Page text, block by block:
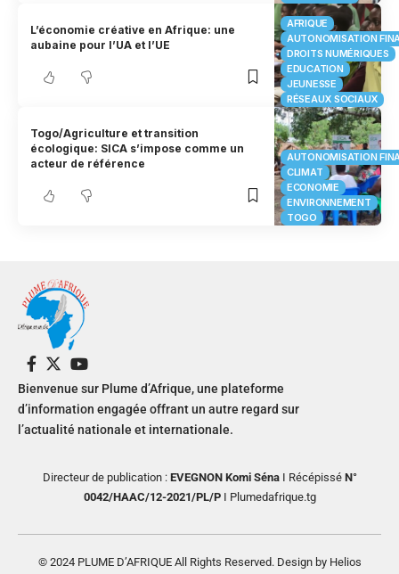
AFRIQUE
AUTONOMISATION
DROITS NUMÉRIQUES
EDUCATION
JEUNESSE
RÉSEAUX SOCIAUX
L’économie créative en Afrique: une
aubaine pour l’UA et l’UE
AUTONOMISATION
CLIMAT
ECONOMIE
ENVIRONNEMENT
TOGO
Togo/Agriculture et transition
écologique: SICA s’impose comme un
acteur de référence
Bienvenue sur Plume d’Afrique, une plateforme
d’information engagée offrant un autre regard sur
l’actualité nationale et internationale.
Directeur de publication : EVEGNON Komi SénaI RécépisséN°
0042/HAAC/12-2021/PL/PI Plumedafrique.tg
© 2024 PLUME D’AFRIQUE All Rights Reserved. Design by Helios